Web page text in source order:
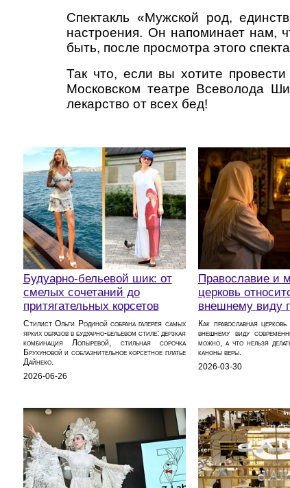
Спектакль «Мужской род,
настроения. Он напоминает нам,
быть, после просмотра этого
Так что, если вы хотите
Московском театре Всеволода
лекарство от всех бед!
Будуарно‑бельевой шик: от
смелых сочетаний до
притягательных корсетов
Стилист Ольги Родиной собрана галерея самых
ярких образов в будуарно‑бельевом стиле: дерзкая
комбинация Лопыревой, стильная сорочка
Брухуновой и соблазнительное корсетное платье
Дайнеко.
2026-06-26
Православие и
церковь
внешнему виду
Как православная
внешнему виду
можно, а что нельзя
каноны веры.
2026-03-30